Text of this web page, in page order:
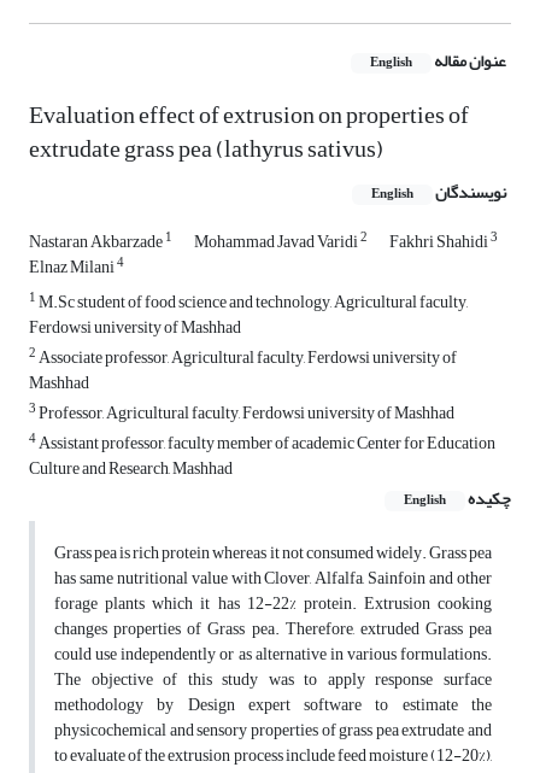
عنوان مقاله English
Evaluation effect of extrusion on properties of
extrudate grass pea (lathyrus sativus)
نویسندگان English
Nastaran Akbarzade1 Mohammad Javad Varidi2 Fakhri Shahidi3
Elnaz Milani4
1M.Sc student of food science and technology, Agricultural faculty,
Ferdowsi university of Mashhad
2Associate professor, Agricultural faculty, Ferdowsi university of
Mashhad
3Professor, Agricultural faculty, Ferdowsi university of Mashhad
4Assistant professor, faculty member of academic Center for Education
Culture and Research, Mashhad
چکیده
English
Grass pea is rich protein whereas it not consumed widely. Grass pea
has same nutritional value with Clover, Alfalfa, Sainfoin and other
forage plants which it has 12-22% protein. Extrusion cooking
changes properties of Grass pea. Therefore, extruded Grass pea
could use independently or as alternative in various formulations.
The objective of this study was to apply response surface
methodology by Design expert software to estimate the
physicochemical and sensory properties of grass pea extrudate and
to evaluate of the extrusion process include feed moisture (12-20%),